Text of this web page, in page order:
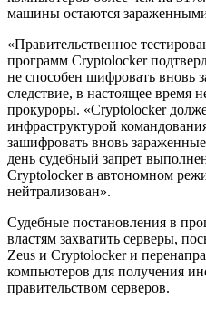
машины остаются
«Правительственное
программ Cryptolocker
не способен шифровать вновь
следствие, в настоящее время
прокуроры. «Cryptolocker
инфраструктурой
зашифровать вновь
день судебный запрет
Cryptolocker в автономном
нейтрализован».
Судебные постановления в
властям захватить серверы,
Zeus и Cryptolocker и
компьютеров для получения
правительством серверов.